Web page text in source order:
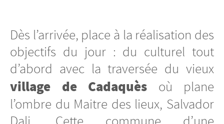
Dès l’arrivée, place à la réalisation des
objectifs du jour : du culturel tout
d’abord avec la traversée du vieux
village de Cadaquès où plane
l’ombre du Maitre des lieux, Salvador